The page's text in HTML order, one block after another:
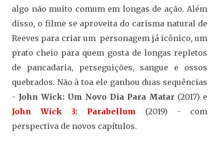
algo não muito comum em longas de ação. Além
disso, o filme se aproveita do carisma natural de
Reeves para criar um personagem já icônico, um
prato cheio para quem gosta de longas repletos
de pancadaria, perseguições, sangue e ossos
quebrados. Não à toa ele ganhou duas sequências
- John Wick: Um Novo Dia Para Matar(2017) e
John Wick 3: Parabellum (2019) - com
perspectiva de novos capítulos.